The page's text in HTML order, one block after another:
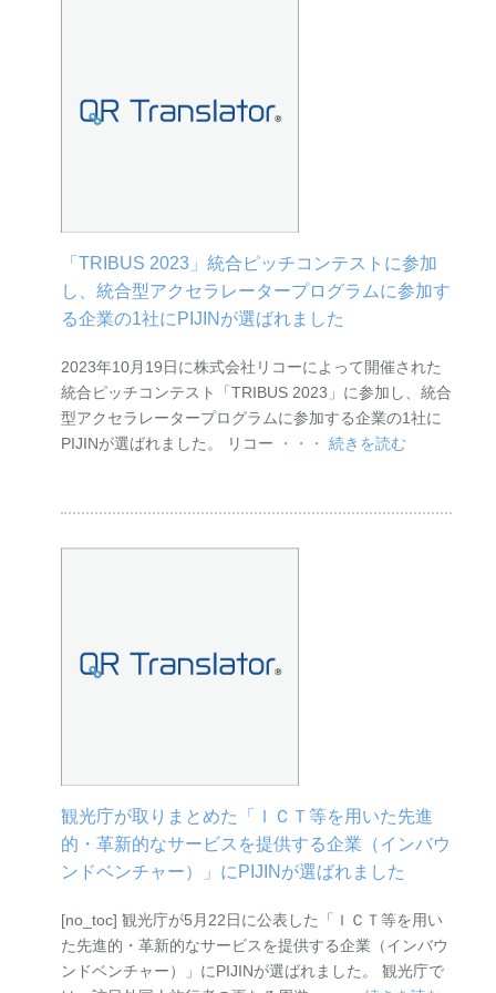
「TRIBUS 2023」統合ピッチコンテストに参加
し、統合型アクセラレータープログラムに参加す
る企業の1社にPIJINが選ばれました
2023年10月19日に株式会社リコーによって開催された
統合ピッチコンテスト「TRIBUS 2023」に参加し、統合
型アクセラレータープログラムに参加する企業の1社に
PIJINが選ばれました。 リコー
・・・ 続きを読む
観光庁が取りまとめた「ＩＣＴ等を用いた先進
的・革新的なサービスを提供する企業（インバウ
ンドベンチャー）」にPIJINが選ばれました
[no_toc] 観光庁が5月22日に公表した「ＩＣＴ等を用い
た先進的・革新的なサービスを提供する企業（インバウ
ンドベンチャー）」にPIJINが選ばれました。 観光庁で